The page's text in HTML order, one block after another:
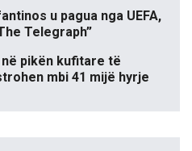
u pagua nga UEFA,
Telegraph”
pikën kufitare të
mbi 41 mijë hyrje